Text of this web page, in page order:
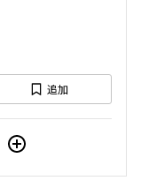
追加